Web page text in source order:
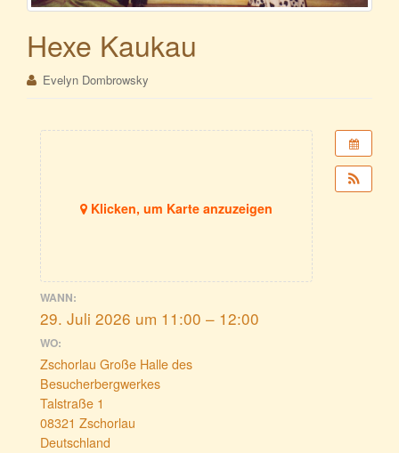
Hexe Kaukau
Evelyn Dombrowsky
Klicken, um Karte anzuzeigen
WANN:
29. Juli 2026 um 11:00 – 12:00
WO:
Zschorlau Große Halle des
Besucherbergwerkes
Talstraße 1
08321 Zschorlau
Deutschland